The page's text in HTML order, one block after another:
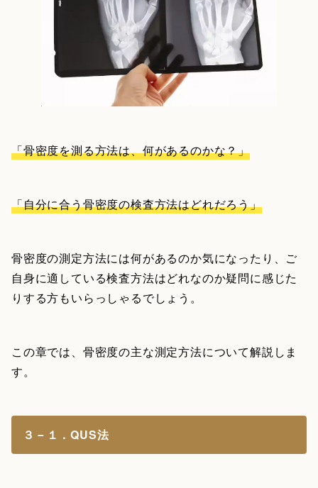
「骨密度を測る方法は、何があるのかな？」
「自分に合う骨密度の検査方法はどれだろう」
骨密度の測定方法には何があるのか気になったり、ご
自身に適している検査方法はどれなのか疑問に感じた
りする方もいらっしゃるでしょう。
この章では、骨密度の主な測定方法について解説しま
す。
３－１．QUS法